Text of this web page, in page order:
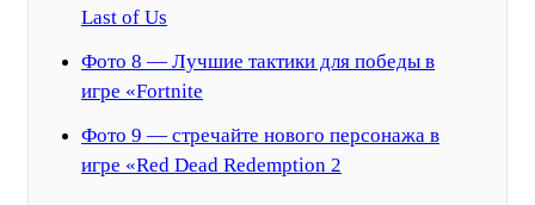
Last of Us
Фото 8 — Лучшие тактики для победы в
игре «Fortnite
Фото 9 — стречайте нового персонажа в
игре «Red Dead Redemption 2